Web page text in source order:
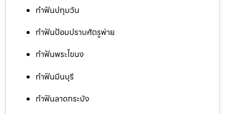
ทำฟันปทุมวัน
ทำฟันป้อมปราบศัตรูพ่าย
ทำฟันพระโขนง
ทำฟันมีนบุรี
ทำฟันลาดกระบัง